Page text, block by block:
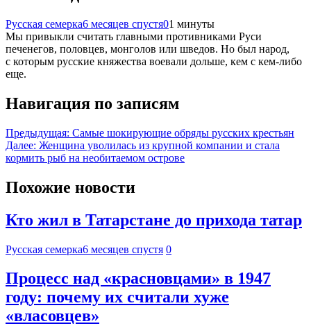
Русская семерка6 месяцев спустя01 минуты
Мы привыкли считать главными противниками Руси
печенегов, половцев, монголов или шведов. Но был народ,
с которым русские княжества воевали дольше, кем с кем-либо
еще.
Навигация по записям
Предыдущая: Самые шокирующие обряды русских крестьян
Далее: Женщина уволилась из крупной компании и стала
кормить рыб на необитаемом острове
Похожие новости
Кто жил в Татарстане до прихода татар
Русская семерка6 месяцев спустя 0
Процесс над «красновцами» в 1947
году: почему их считали хуже
«власовцев»